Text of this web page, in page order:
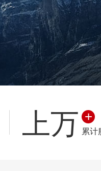
上万 +
累计